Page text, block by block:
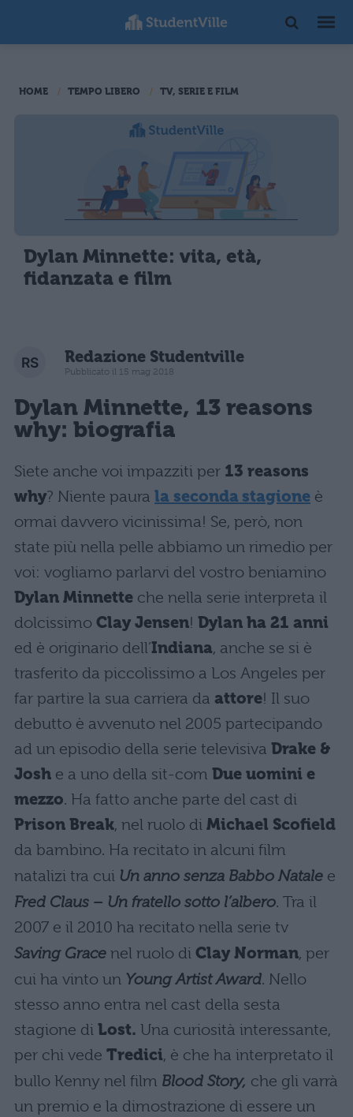
HOME TEMPO LIBERO TV, SERIE E FILM
Dylan Minnette: vita, età,
fidanzata e film
Redazione Studentville
Pubblicato il 15 mag 2018
Dylan Minnette, 13 reasons
why: biografia
Siete anche voi impazziti per 13 reasons
why? Niente paura la seconda stagione è
ormai davvero vicinissima! Se, però, non
state più nella pelle abbiamo un rimedio per
voi: vogliamo parlarvi del vostro beniamino
Dylan Minnette che nella serie interpreta il
dolcissimo Clay Jensen! Dylan ha 21 anni
ed è originario dell’Indiana, anche se si è
trasferito da piccolissimo a Los Angeles per
far partire la sua carriera da attore! Il suo
debutto è avvenuto nel 2005 partecipando
ad un episodio della serie televisiva Drake &
Josh e a uno della sit-com Due uomini e
mezzo. Ha fatto anche parte del cast di
Prison Break, nel ruolo di Michael Scofield
da bambino. Ha recitato in alcuni film
natalizi tra cui Un anno senza Babbo Natale e
Fred Claus – Un fratello sotto l’albero. Tra il
2007 e il 2010 ha recitato nella serie tv
Saving Grace nel ruolo di Clay Norman, per
cui ha vinto un Young Artist Award. Nello
stesso anno entra nel cast della sesta
stagione di Lost. Una curiosità interessante,
per chi vede Tredici, è che ha interpretato il
bullo Kenny nel film Blood Story, che gli varrà
un premio e la dimostrazione di essere un